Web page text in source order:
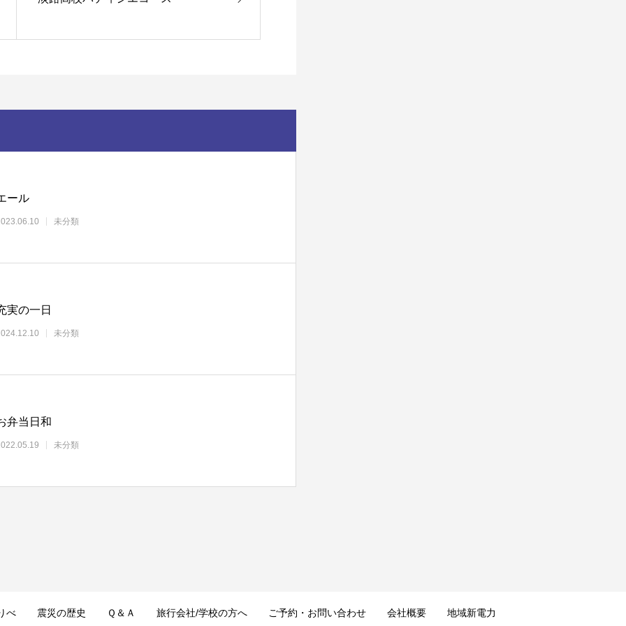
ール
未分類
実の一日
未分類
弁当日和
未分類
べ 震災の歴史 Ｑ＆Ａ 旅行会社/学校の方へ ご予約・お問い合わせ 会社概要 地域新電力